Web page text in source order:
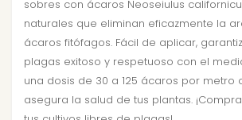
sobres con ácaros Neoseiulus
naturales que eliminan eficazmente la
ácaros fitófagos. Fácil de aplicar,
plagas exitoso y respetuoso con el
una dosis de 30 a 125 ácaros por metro
asegura la salud de tus plantas.